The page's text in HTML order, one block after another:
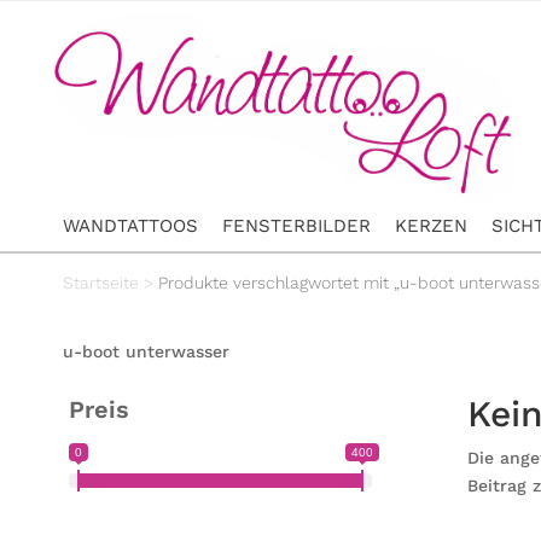
WANDTATTOOS FENSTERBILDER KERZEN
Startseite > Produkte verschlagwortet mit „u-boot
u-boot unterwasser
Preis
0 400
Die
Beitrag